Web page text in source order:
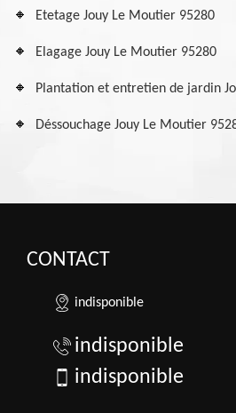
Etetage Jouy Le Moutier 95280
Elagage Jouy Le Moutier 95280
Plantation et entretien de jardin
Déssouchage Jouy Le Moutier
CONTACT
indisponible
indisponible
indisponible